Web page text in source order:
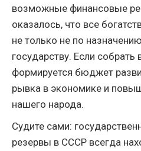
возможные финансовые
оказалось, что все
не только не по
государству. Если
формируется бюджет
рывка в экономике и
нашего народа.
Судите сами:
резервы в СССР всегда